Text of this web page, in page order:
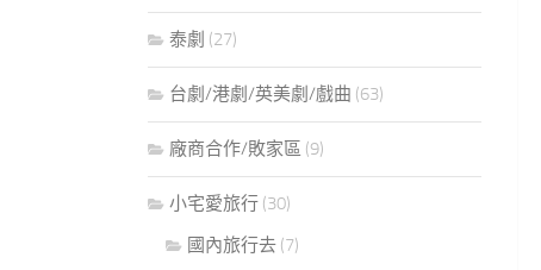
泰劇 (27)
台劇/港劇/英美劇/戲曲 (63)
廠商合作/敗家區 (9)
小宅愛旅行 (30)
國內旅行去 (7)